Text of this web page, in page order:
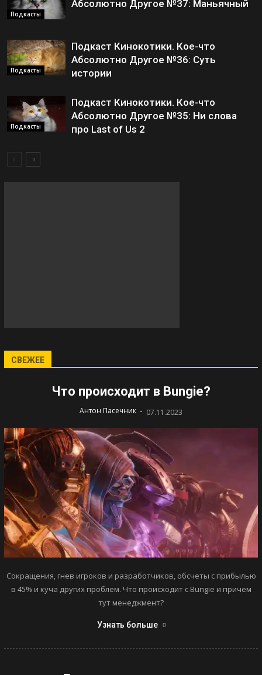
Подкасты
Абсолютно Другое №37: Маньячный
Подкасты
Подкаст Кинокотики. Кое-что
Абсолютно Другое №36: Суть
истории
Подкасты
Подкаст Кинокотики. Кое-что
Абсолютно Другое №35: Ни слова
про Last of Us 2
СВЕЖЕЕ
Что происходит в Bungie?
Антон Пасечник - 07.11.2023
Сокращения, гнев игроков и разработчиков, обсчеты с прибылью
в 45% и куча других проблем. Что происходит с Bungie и причем
тут менеджмент?
Узнать больше